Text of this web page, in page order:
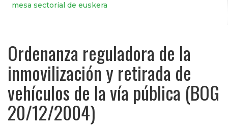
mesa sectorial de euskera
Ordenanza reguladora de la
inmovilización y retirada de
vehículos de la vía pública (BOG
20/12/2004)